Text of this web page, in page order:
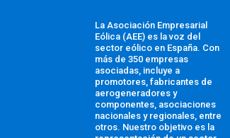
La Asociación Empresarial
Eólica (AEE) es la voz del
sector eólico en España. Con
más de 350 empresas
asociadas, incluye a
promotores, fabricantes de
aerogeneradores y
componentes, asociaciones
nacionales y regionales, entre
otros. Nuestro objetivo es la